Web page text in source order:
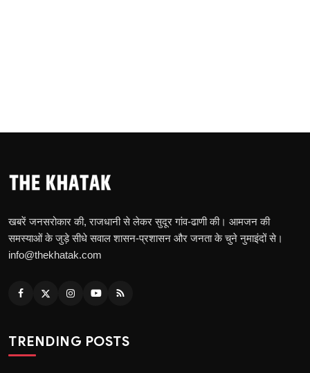
खबरें जनसरोकार की, राजधानी से लेकर सुदूर गांव-ढाणी की। आमजन की
समस्याओं के जुड़े सीधे सवाल शासन-प्रशासन और जनता के चुने नुमाइंदों से।
info@thekhatak.com
TRENDING POSTS